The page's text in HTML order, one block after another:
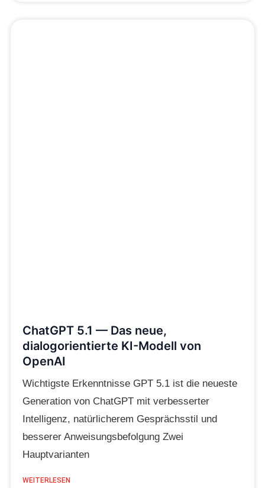
ChatGPT 5.1 — Das neue,
dialogorientierte KI-Modell von
OpenAI
Wichtigste Erkenntnisse GPT 5.1 ist die neueste
Generation von ChatGPT mit verbesserter
Intelligenz, natürlicherem Gesprächsstil und
besserer Anweisungsbefolgung Zwei
Hauptvarianten
WEITERLESEN